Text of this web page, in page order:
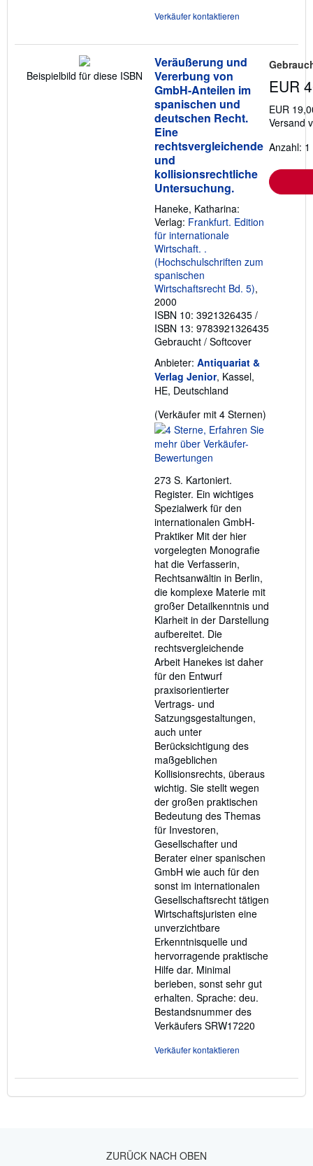
Verkäufer kontaktieren
Beispielbild für diese ISBN
Veräußerung und
Vererbung von
GmbH-Anteilen im
spanischen und
deutschen Recht.
Eine
rechtsvergleichende
und
kollisionsrechtliche
Untersuchung.
Haneke, Katharina:
Verlag: Frankfurt. Edition
für internationale
Wirtschaft. .
(Hochschulschriften zum
spanischen
Wirtschaftsrecht Bd. 5),
2000
ISBN 10: 3921326435 /
ISBN 13: 9783921326435
Gebraucht / Softcover
Anbieter: Antiquariat &
Verlag Jenior, Kassel,
HE, Deutschland
(Verkäufer mit 4 Sternen)
273 S. Kartoniert.
Register. Ein wichtiges
Spezialwerk für den
internationalen GmbH-
Praktiker Mit der hier
vorgelegten Monografie
hat die Verfasserin,
Rechtsanwältin in Berlin,
die komplexe Materie mit
großer Detailkenntnis und
Klarheit in der Darstellung
aufbereitet. Die
rechtsvergleichende
Arbeit Hanekes ist daher
für den Entwurf
praxisorientierter
Vertrags- und
Satzungsgestaltungen,
auch unter
Berücksichtigung des
maßgeblichen
Kollisionsrechts, überaus
wichtig. Sie stellt wegen
der großen praktischen
Bedeutung des Themas
für Investoren,
Gesellschafter und
Berater einer spanischen
GmbH wie auch für den
sonst im internationalen
Gesellschaftsrecht tätigen
Wirtschaftsjuristen eine
unverzichtbare
Erkenntnisquelle und
hervorragende praktische
Hilfe dar. Minimal
berieben, sonst sehr gut
erhalten. Sprache: deu.
Bestandsnummer des
Verkäufers SRW17220
Verkäufer kontaktieren
EUR
EUR
Versand
Anzahl:
ZURÜCK NACH OBEN